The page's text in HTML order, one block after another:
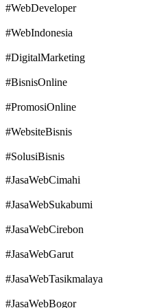
#WebDeveloper
#WebIndonesia
#DigitalMarketing
#BisnisOnline
#PromosiOnline
#WebsiteBisnis
#SolusiBisnis
#JasaWebCimahi
#JasaWebSukabumi
#JasaWebCirebon
#JasaWebGarut
#JasaWebTasikmalaya
#JasaWebBogor